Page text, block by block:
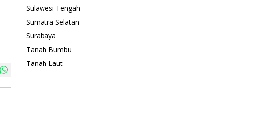
Sulawesi Tengah
Sumatra Selatan
Surabaya
Tanah Bumbu
Tanah Laut